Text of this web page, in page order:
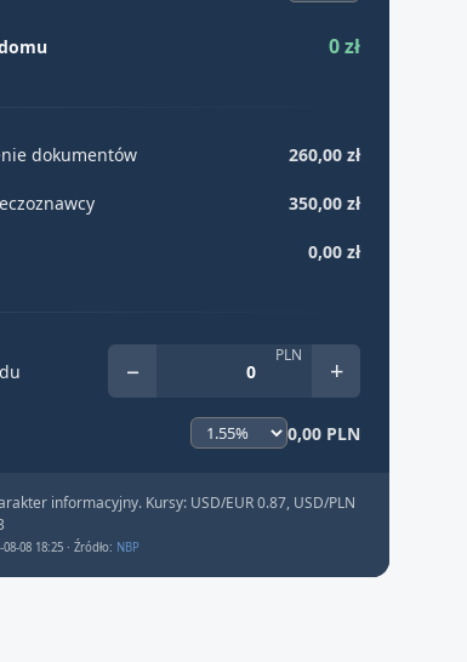
0 zł
dokumentów 260,00 zł
350,00 zł
0,00 zł
− PLN +
0,00 PLN
informacyjny. Kursy: USD/EUR 0.87, USD/PLN
08 18:25 · Źródło: NBP